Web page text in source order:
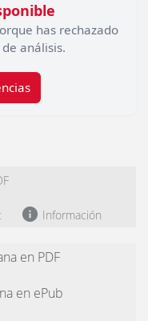
has rechazado
análisis.
Información
en PDF
en ePub